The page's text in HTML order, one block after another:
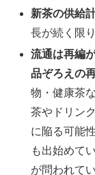
新茶の供給
長が続く限り
流通は再編
品ぞろえの
物・健康茶
茶やドリン
に陥る可能
も出始めて
が問われて